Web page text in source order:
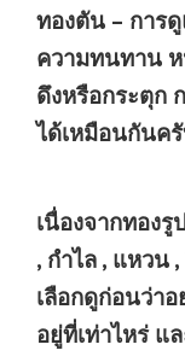
ทองตัน – การ
ความทนทาน
ดึงหรือกระตุก
ได้เหมือนกันค
เนื่องจากทอง
, กำไล , แหวน
เลือกดูก่อนว่า
อยู่ที่เท่าไหร่